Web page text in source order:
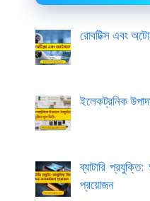
রোবটিক্স এবং
ইলেকট্রনিক
ব্যাটারি
প্রয়োজন